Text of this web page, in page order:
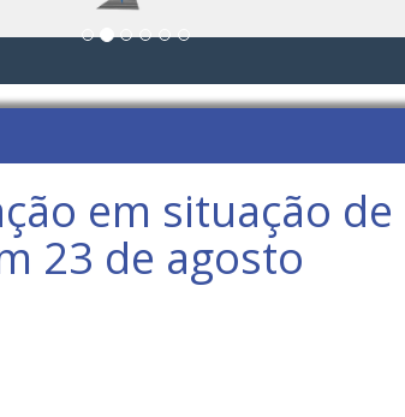
em situação
23 de agosto